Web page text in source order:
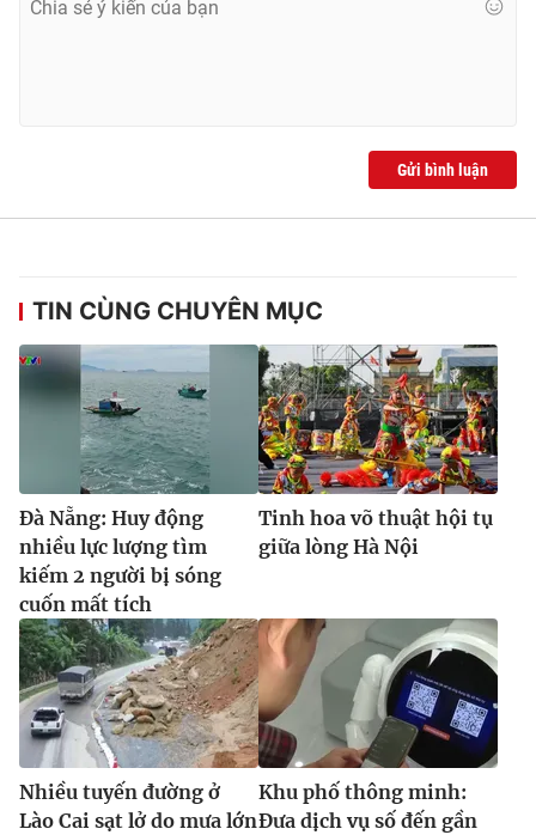
Gửi bình luận
TIN CÙNG CHUYÊN MỤC
Đà Nẵng: Huy động
nhiều lực lượng tìm
kiếm 2 người bị sóng
cuốn mất tích
Tinh hoa võ thuật hội tụ
giữa lòng Hà Nội
Nhiều tuyến đường ở
Lào Cai sạt lở do mưa lớn
Khu phố thông minh:
Đưa dịch vụ số đến gần